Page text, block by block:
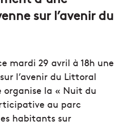
sur l’avenir du
mardi 29 avril à 18h une
l’avenir du Littoral
organise la « Nuit du
au parc
habitants sur